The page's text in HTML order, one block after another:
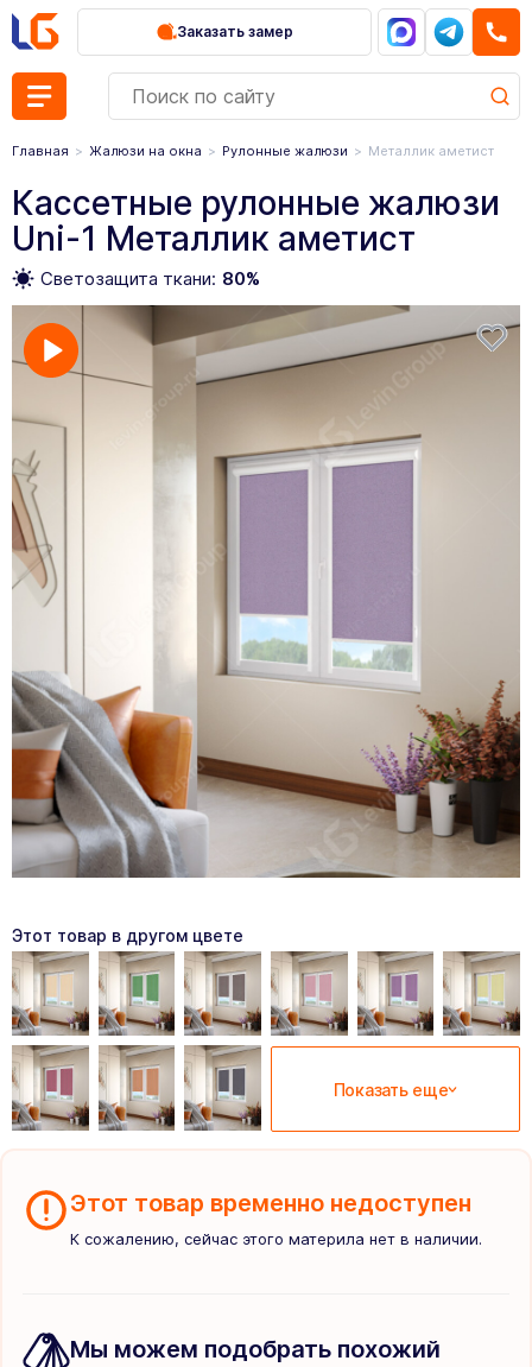
Заказать замер
Главная Жалюзи на окна Рулонные жалюзи Металлик аметист
Кассетные рулонные жалюзи
Uni-1 Металлик аметист
Светозащита ткани: 80%
Этот товар в другом цвете
Показать еще
Этот товар временно недоступен
К сожалению, сейчас этого материла нет в наличии.
Мы можем подобрать похожий